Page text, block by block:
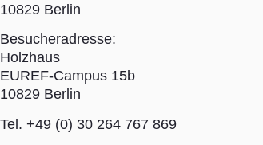
10829 Berlin
Besucheradresse:
Holzhaus
EUREF-Campus 15b
10829 Berlin
Tel. +49 (0) 30 264 767 869